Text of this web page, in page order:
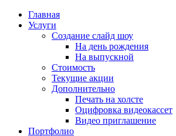
Главная
Услуги
Создание слайд шоу
На день рождения
На выпускной
Стоимость
Текущие акции
Дополнительно
Печать на холсте
Оцифровка видеокассет
Видео приглашение
Портфолио